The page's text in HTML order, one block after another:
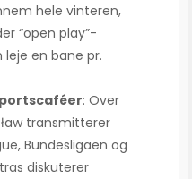
hele vinteren,
“open play”-
en bane pr.
: Over
transmitterer
Bundesligaen og
diskuterer